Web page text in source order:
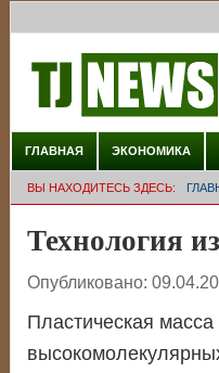
ГЛАВНАЯ ЭКОНОМИКА
ВЫ НАХОДИТЕСЬ ЗДЕСЬ:
Технология
Опубликовано:
Пластическая